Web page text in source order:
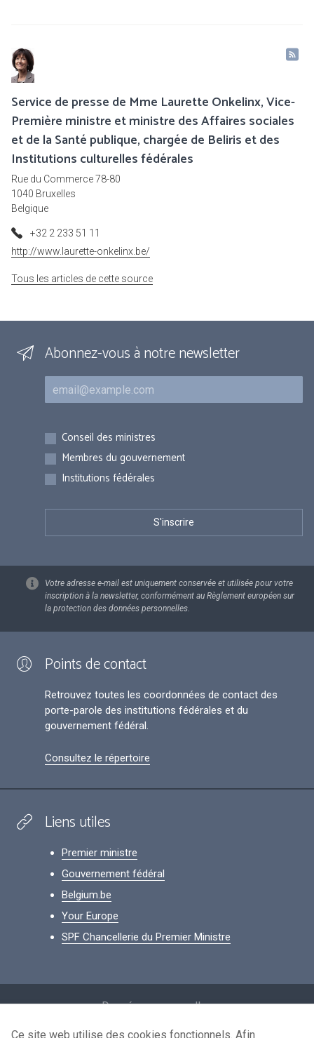
Service de presse de Mme Laurette Onkelinx, Vice-
Première ministre et ministre des Affaires sociales
et de la Santé publique, chargée de Beliris et des
Institutions culturelles fédérales
Rue du Commerce 78-80
1040 Bruxelles
Belgique
+32 2 233 51 11
http://www.laurette-onkelinx.be/
Tous les articles de cette source
Abonnez-vous à notre newsletter
Courriel
Inscriptions
Conseil des ministres
Membres du gouvernement
Institutions fédérales
Votre adresse e-mail est uniquement conservée et utilisée pour votre
inscription à la newsletter, conformément au Règlement européen sur
la protection des données personnelles.
Points de contact
Retrouvez toutes les coordonnées de contact des
porte-parole des institutions fédérales et du
gouvernement fédéral.
Consultez le répertoire
Liens utiles
Premier ministre
Gouvernement fédéral
Belgium.be
Your Europe
SPF Chancellerie du Premier Ministre
Données personnelles
Conditions de réutilisation
Ce site web utilise des cookies fonctionnels. Afin